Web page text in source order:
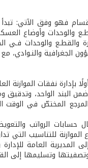
فهو وفق الآتي: تبدأ
والوحدات وأوضاع
والقطـع والوحدات
الجغرافية
بإدارة نفقات الموازنة
البند الواحد،
المرجع المختصّ في
الرواتب
الموازنة للتناسيب التي
المديرية العامة
وتسليمها إلى